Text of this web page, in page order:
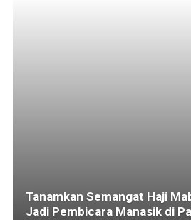
Tanamkan Semangat Haji
Jadi Pembicara Manasik di